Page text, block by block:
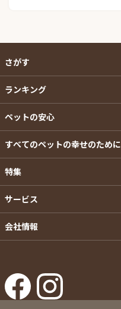
さがす
ランキング
ペットの安心
すべてのペットの幸せのために
特集
サービス
会社情報